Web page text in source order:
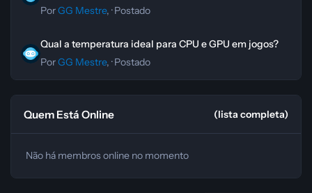
PorGG Mestre, ·Postado
Qual a temperatura ideal para CPU e GPU em jogos?
PorGG Mestre, ·Postado
Quem Está Online (lista completa)
Não há membros online no momento